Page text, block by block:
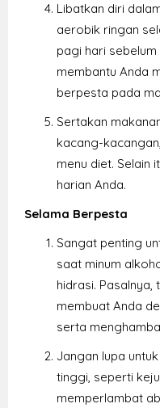
Libatkan diri
aerobik ringan
pagi hari
membantu Anda
berpesta pada
Sertakan
kacang-
menu diet. Selain
harian Anda.
Selama Berpesta
Sangat penting
saat minum
hidrasi. Pasalnya,
membuat Anda
serta
Jangan lupa
tinggi, seperti
memperlambat